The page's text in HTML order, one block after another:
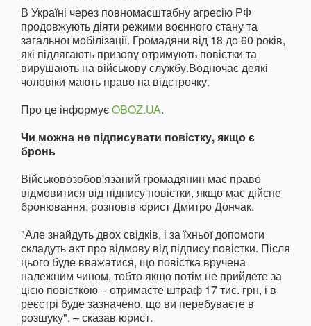
В Україні через повномасштабну агресію РФ
продовжують діяти режими воєнного стану та
загальної мобілізації. Громадяни від 18 до 60 років,
які підлягають призову отримують повістки та
вирушають на військову службу.Водночас деякі
чоловіки мають право на відстрочку.
Про це інформуєOBOZ.UA.
Чи можна не підписувати повістку, якщо є
бронь
Військовозобов'язаний громадянин має право
відмовитися від підпису повістки, якщо має дійсне
бронювання, розповів юрист Дмитро Дончак.
"Але знайдуть двох свідків, і за їхньої допомоги
складуть акт про відмову від підпису повістки. Після
цього буде вважатися, що повістка вручена
належним чином, тобто якщо потім не прийдете за
цією повісткою – отримаєте штраф 17 тис. грн, і в
реєстрі буде зазначено, що ви перебуваєте в
розшуку", – сказав юрист.